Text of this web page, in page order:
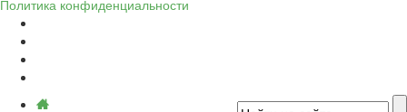
Политика конфиденциальности